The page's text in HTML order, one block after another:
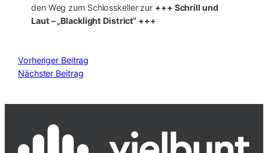
den Weg zum Schlosskeller zur +++ Schrill und
Laut – „Blacklight District“ +++
Vorheriger Beitrag
Nächster Beitrag